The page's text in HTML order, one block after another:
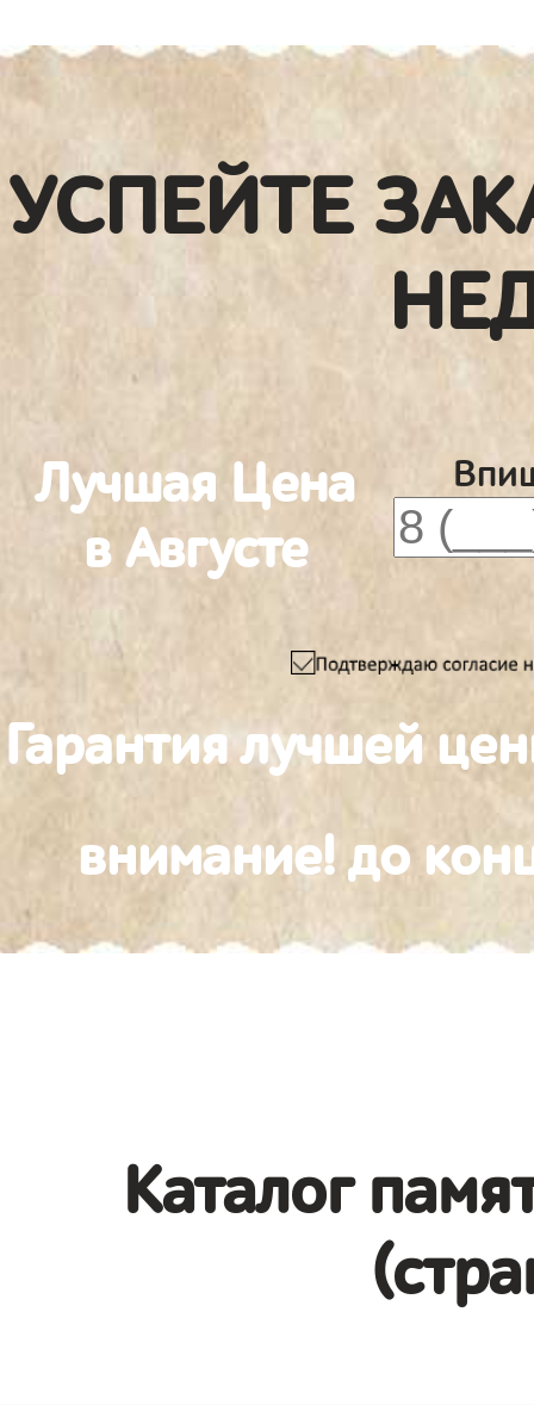
УСПЕЙТЕ
Лучшая Цена
в Августе
Гарантия лучшей
внимание! до
Каталог